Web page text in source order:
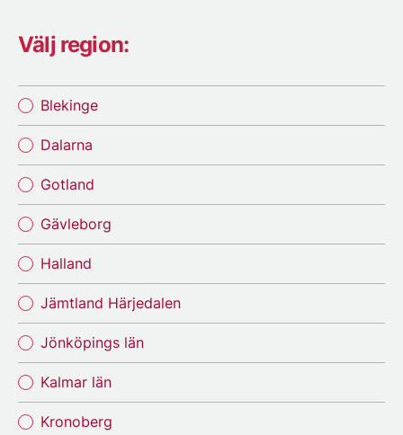
Välj region:
Blekinge
Dalarna
Gotland
Gävleborg
Halland
Jämtland Härjedalen
Jönköpings län
Kalmar län
Kronoberg